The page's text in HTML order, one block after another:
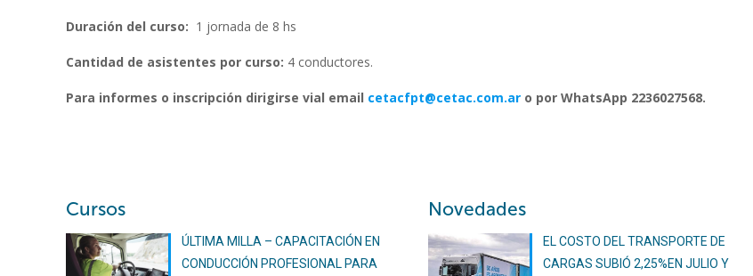
Duración del curso: 1 jornada de 8 hs
Cantidad de asistentes por curso: 4 conductores.
Para informes o inscripción dirigirse vial email cetacfpt@cetac.com.ar o por WhatsApp 2236027568.
Cursos
ÚLTIMA MILLA – CAPACITACIÓN EN
CONDUCCIÓN PROFESIONAL PARA
Novedades
EL COSTO DEL TRANSPORTE DE
CARGAS SUBIÓ 2,25%EN JULIO Y